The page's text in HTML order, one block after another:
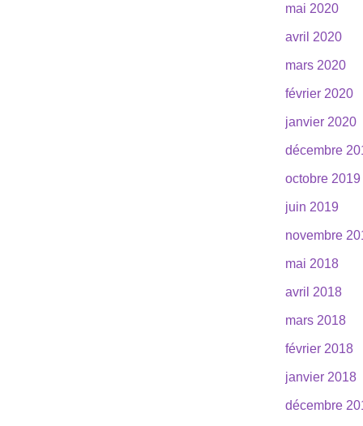
mai 2020
avril 2020
mars 2020
février 2020
janvier 2020
décembre
octobre 2019
juin 2019
novembre
mai 2018
avril 2018
mars 2018
février 2018
janvier 2018
décembre